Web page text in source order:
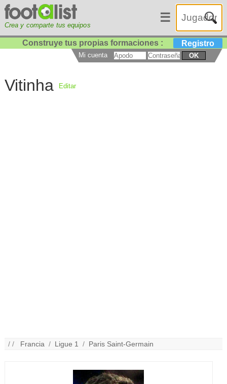
Crea y comparte tus equipos
☰
Construye tus propias formaciones : Registro
Mi cuenta OK
Vitinha Editar
/ / Francia / Ligue 1 / Paris Saint-Germain